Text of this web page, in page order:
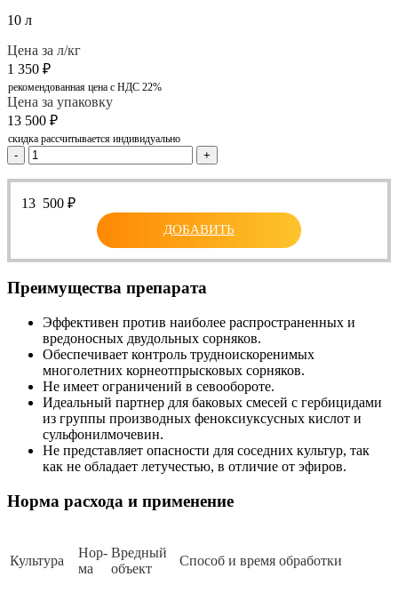
10 л
Цена за л/кг
1 350 ₽
рекомендованная цена с НДС 22%
Цена за упаковку
13 500 ₽
скидка рассчитывается индивидуально
- +
13 500 ₽
ДОБАВИТЬ
Преимущества препарата
Эффективен против наиболее распространенных и
вредоносных двудольных сорняков.
Обеспечивает контроль трудноискоренимых
многолетних корнеотпрысковых сорняков.
Не имеет ограничений в севообороте.
Идеальный партнер для баковых смесей с гербицидами
из группы производных феноксиуксусных кислот и
сульфонилмочевин.
Не представляет опасности для соседних культур, так
как не обладает летучестью, в отличие от эфиров.
Норма расхода и применение
Куль­ту­ра
Нор­
ма
Вред­ный
объ­ект
Спо­соб и вре­мя об­ра­бот­ки